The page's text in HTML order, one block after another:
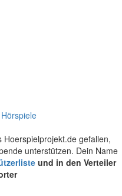
gefallen,
unterstützen. Dein Name
und in den Verteiler